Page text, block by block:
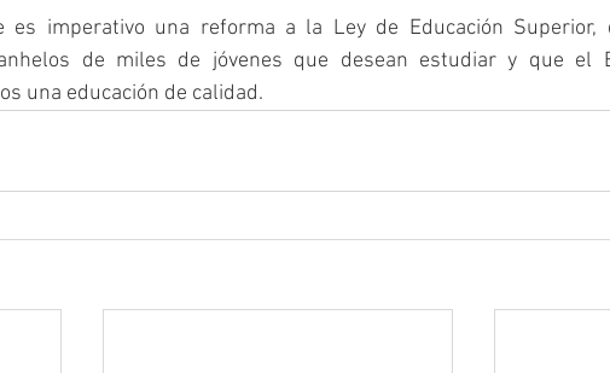
es imperativo una reforma a la Ley de Educación Superior,
de miles de jóvenes que desean estudiar y que el
una educación de calidad.